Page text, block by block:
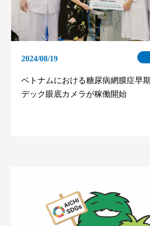
2024/08/19
ベトナムにおける糖尿病網膜症早
デック眼底カメラが稼働開始